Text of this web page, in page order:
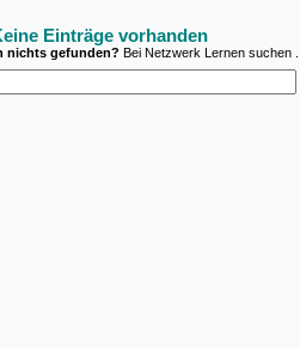
Einträge vorhanden
nichts gefunden? Bei Netzwerk Lernen suchen ...